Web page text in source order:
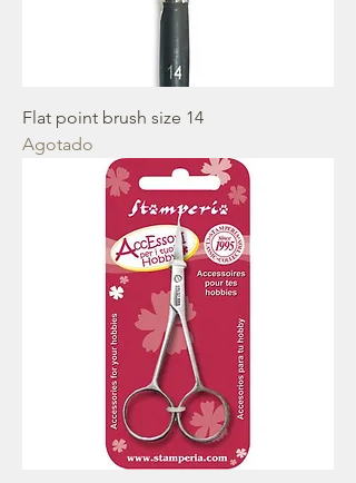
Flat point brush size 14
Agotado